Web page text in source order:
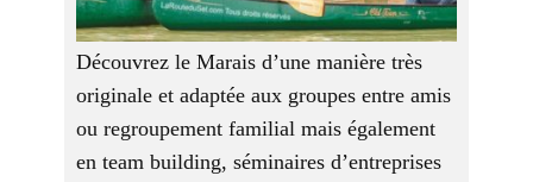
Découvrez le Marais d’une manière très
originale et adaptée aux groupes entre amis
ou regroupement familial mais également
en team building, séminaires d’entreprises